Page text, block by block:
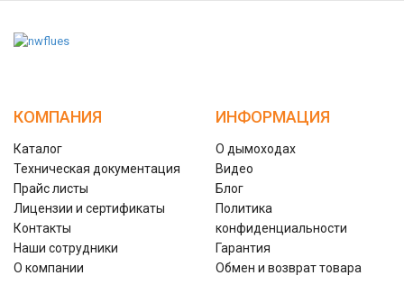
КОМПАНИЯ
Каталог
Техническая документация
Прайс листы
Лицензии и сертификаты
Контакты
Наши сотрудники
О компании
ИНФОРМАЦИЯ
О дымоходах
Видео
Блог
Политика
конфиденциальности
Гарантия
Обмен и возврат товара